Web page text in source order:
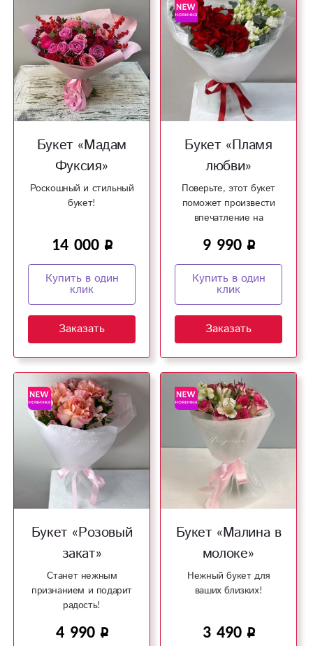
Букет «Мадам
Фуксия»
Роскошный и стильный
букет!
14 000
Купить в один
клик
Заказать
Букет «Пламя
любви»
Поверьте, этот букет
поможет произвести
впечатление на
9 990
Купить в один
клик
Заказать
Букет «Розовый
закат»
Станет нежным
признанием и подарит
радость!
4 990
Букет «Малина в
молоке»
Нежный букет для
ваших близких!
3 490